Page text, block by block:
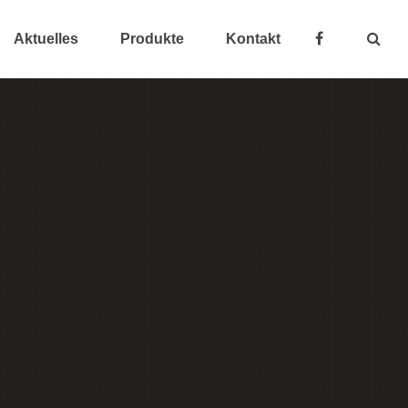
Aktuelles Produkte Kontakt